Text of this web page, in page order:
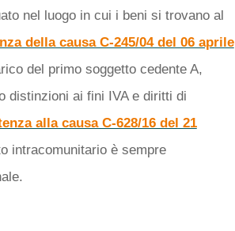
nel luogo in cui i beni si trovano al
della causa C-245/04 del 06 aprile
del primo soggetto cedente A,
distinzioni ai fini IVA e diritti di
alla causa C-628/16 del 21
intracomunitario è sempre